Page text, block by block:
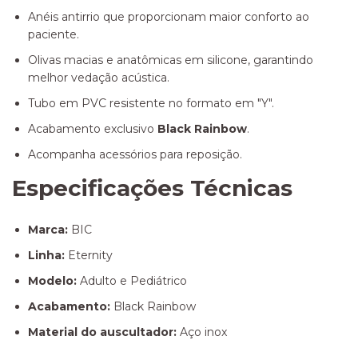
Anéis antirrio que proporcionam maior conforto ao
paciente.
Olivas macias e anatômicas em silicone, garantindo
melhor vedação acústica.
Tubo em PVC resistente no formato em "Y".
Acabamento exclusivo Black Rainbow.
Acompanha acessórios para reposição.
Especificações Técnicas
Marca: BIC
Linha: Eternity
Modelo: Adulto e Pediátrico
Acabamento: Black Rainbow
Material do auscultador: Aço inox